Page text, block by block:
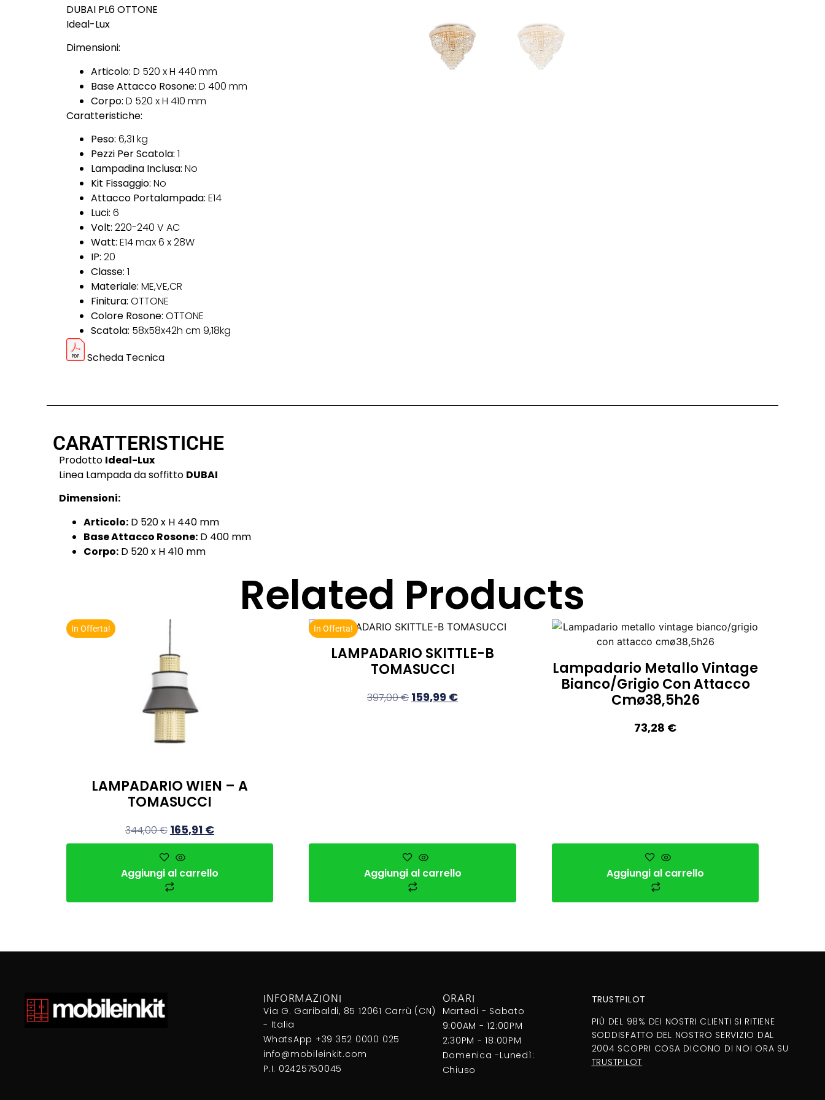
DUBAI PL6 OTTONE
Ideal-Lux
Dimensioni:
Articolo: D 520 x H 440 mm
Base Attacco Rosone: D 400 mm
Corpo: D 520 x H 410 mm
Caratteristiche:
Peso: 6,31 kg
Pezzi Per Scatola: 1
Lampadina Inclusa: No
Kit Fissaggio: No
Attacco Portalampada: E14
Luci: 6
Volt: 220-240 V AC
Watt: E14 max 6 x 28W
IP: 20
Classe: 1
Materiale: ME,VE,CR
Finitura: OTTONE
Colore Rosone: OTTONE
Scatola: 58x58x42h cm 9,18kg
Scheda Tecnica
CARATTERISTICHE
Prodotto Ideal-Lux
Linea Lampada da soffitto DUBAI
Dimensioni:
Articolo: D 520 x H 440 mm
Base Attacco Rosone: D 400 mm
Corpo: D 520 x H 410 mm
Related Products
In Offerta!
LAMPADARIO WIEN – A
TOMASUCCI
344,00€ 165,91 €
Aggiungi al carrello
In Offerta!
LAMPADARIO SKITTLE-B
TOMASUCCI
397,00€ 159,99 €
Aggiungi al carrello
Lampadario Metallo Vintage
Bianco/grigio Con Attacco
Cmø38,5h26
73,28 €
Aggiungi al carrello
INFORMAZIONI
Via G. Garibaldi, 85 12061 Carrù (CN)
- Italia
WhatsApp +39 352 0000 025
info@mobileinkit.com
P.I. 02425750045
ORARI
Martedi - Sabato
9:00AM - 12:00PM
2:30PM - 18:00PM
Domenica -Lunedì:
Chiuso
TRUSTPILOT
PIÙ DEL 98% DEI NOSTRI CLIENTI SI RITIENE
SODDISFATTO DEL NOSTRO SERVIZIO DAL
2004 SCOPRI COSA DICONO DI NOI ORA SU
TRUSTPILOT